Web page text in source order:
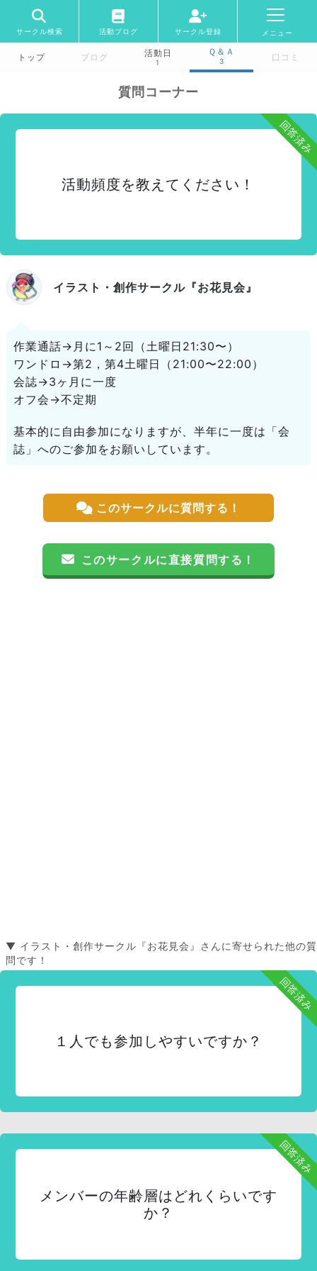
サークル検索 活動ブログ サークル登録 メニュー
トップ ブログ 活動日
1
Ｑ＆Ａ
3 口コミ
質問コーナー
回答済み
活動頻度を教えてください！
イラスト・創作サークル『お花見会』
作業通話→月に1～2回（土曜日21:30〜）
ワンドロ→第2，第4土曜日（21:00〜22:00）
会誌→3ヶ月に一度
オフ会→不定期
基本的に自由参加になりますが、半年に一度は「会
誌」へのご参加をお願いしています。
このサークルに質問する！
このサークルに直接質問する！
▼ イラスト・創作サークル『お花見会』さんに寄せられた他の質
問です！
回答済み
１人でも参加しやすいですか？
回答済み
メンバーの年齢層はどれくらいです
か？